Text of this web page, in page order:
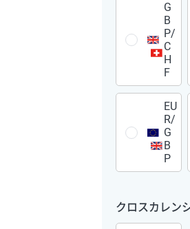
G
B
P/
C
H
F
EU
R/
G
B
P
クロスカレン